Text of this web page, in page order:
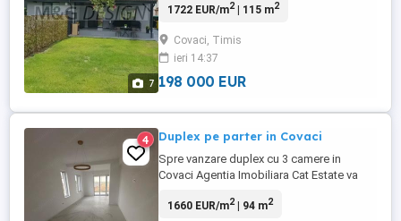
7
exclusivistă! Duplex construit în 2024,
suprafață utilă de 115 mp, ideal pentru o
familie. Compartimentare practică: Parter:
✔ Bucătărie închisă, ...
1722 EUR/m2| 115 m2
Covaci, Timis
ieri 14:37
198 000 EUR
4 Duplex pe parter in Covaci
Spre vanzare duplex cu 3 camere in
Covaci Agentia Imobiliara Cat Estate va
Casa este facuta din caramida ,
1660 EUR/m2| 94 m2